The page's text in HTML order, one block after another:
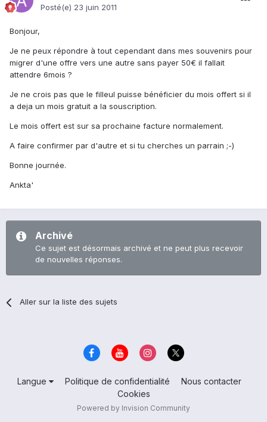
Posté(e) 23 juin 2011
Bonjour,
Je ne peux répondre à tout cependant dans mes souvenirs pour
migrer d'une offre vers une autre sans payer 50€ il fallait
attendre 6mois ?
Je ne crois pas que le filleul puisse bénéficier du mois offert si il
a deja un mois gratuit a la souscription.
Le mois offert est sur sa prochaine facture normalement.
A faire confirmer par d'autre et si tu cherches un parrain ;-)
Bonne journée.
Ankta'
Archivé
Ce sujet est désormais archivé et ne peut plus recevoir
de nouvelles réponses.
Aller sur la liste des sujets
Langue Politique de confidentialité
Nous contacter
Cookies
Powered by Invision Community